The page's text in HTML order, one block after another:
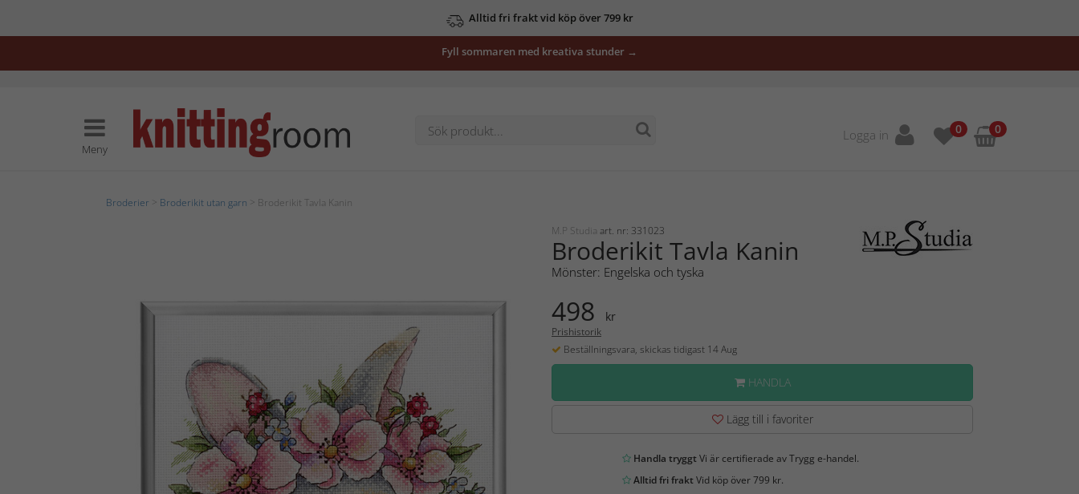
Alltid fri frakt vid köp över 799 kr
Fyll sommaren med kreativa stunder →
Meny
Logga in 0 0
Broderier Broderikit utan garn > Broderikit Tavla Kanin
M.P Studia art. nr: 331023
Broderikit Tavla Kanin
Mönster: Engelska och tyska
498 kr
Prishistorik
Beställningsvara, skickas tidigast 14 Aug
HANDLA
Lägg till i favoriter
Handla tryggtVi är certifierade av Trygg e-handel.
Alltid fri fraktVid köp över 799 kr.